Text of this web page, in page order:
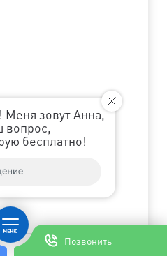
Позвонить
Меня зовут Анна,
вопрос,
бесплатно!